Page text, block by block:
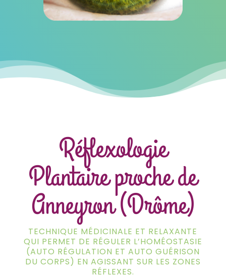
Réflexologie
Plantaire proche de
Anneyron (Drôme)
TECHNIQUE MÉDICINALE ET RELAXANTE
QUI PERMET DE RÉGULER L’HOMÉOSTASIE
(AUTO RÉGULATION ET AUTO GUÉRISON
DU CORPS) EN AGISSANT SUR LES ZONES
RÉFLEXES.